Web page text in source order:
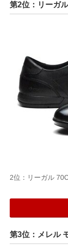
第2位：リーガ
2位：リーガル
第3位：メレル